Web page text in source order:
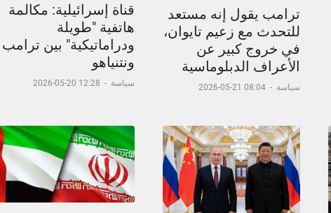
ترامب يقول إنه مستعد
للتحدث مع زعيم تايوان،
في خروج كبير عن
الأعراف الدبلوماسية
سياسة -
08:04 21-05-2026
قناة إسرائيلية: مكالمة
هاتفية "طويلة
ودراماتيكية" بين ترامب
ونتنياهو
سياسة -
12:28 20-05-2026